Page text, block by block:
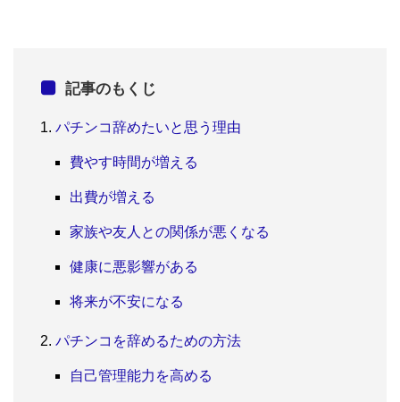
記事のもくじ
パチンコ辞めたいと思う理由
費やす時間が増える
出費が増える
家族や友人との関係が悪くなる
健康に悪影響がある
将来が不安になる
パチンコを辞めるための方法
自己管理能力を高める